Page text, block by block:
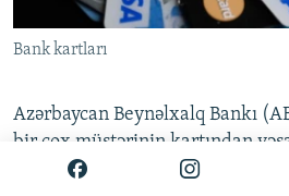
Bank kartları
Azərbaycan Beynəlxalq Bankı
bir çox müştərinin kartından
bağlı açıqlama yayıb. Məlumata